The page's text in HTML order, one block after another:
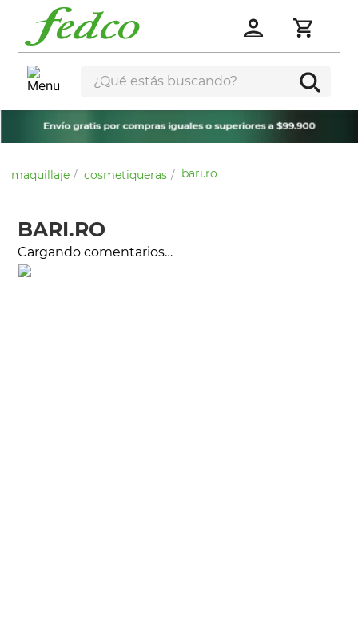
¿Qué estás buscando?
maquillaje cosmetiqueras bari.ro
BARI.RO
Cargando comentarios…